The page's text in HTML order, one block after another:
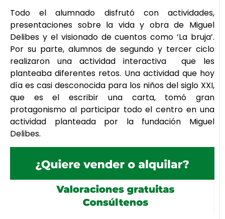
Todo el alumnado disfrutó con actividades,
presentaciones sobre la vida y obra de Miguel
Delibes y el visionado de cuentos como ‘La bruja’.
Por su parte, alumnos de segundo y tercer ciclo
realizaron una actividad interactiva que les
planteaba diferentes retos. Una actividad que hoy
día es casi desconocida para los niños del siglo XXI,
que es el escribir una carta, tomó gran
protagonismo al participar todo el centro en una
actividad planteada por la fundación Miguel
Delibes.​